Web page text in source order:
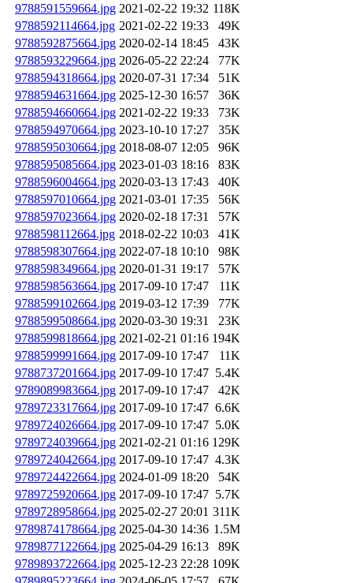
9788591559664.jpg 2021-02-22 19:32 118K
9788592114664.jpg 2021-02-22 19:33
49K
9788592875664.jpg 2020-02-14 18:45
43K
9788593229664.jpg 2026-05-22 22:24
77K
9788594318664.jpg 2020-07-31 17:34
51K
9788594631664.jpg 2025-12-30 16:57
36K
9788594660664.jpg 2021-02-22 19:33
73K
9788594970664.jpg 2023-10-10 17:27
35K
9788595030664.jpg 2018-08-07 12:05
96K
9788595085664.jpg 2023-01-03 18:16
83K
9788596004664.jpg 2020-03-13 17:43
40K
9788597010664.jpg 2021-03-01 17:35
56K
9788597023664.jpg 2020-02-18 17:31
57K
9788598112664.jpg 2018-02-22 10:03
41K
9788598307664.jpg 2022-07-18 10:10
98K
9788598349664.jpg 2020-01-31 19:17
57K
9788598563664.jpg 2017-09-10 17:47
11K
9788599102664.jpg 2019-03-12 17:39
77K
9788599508664.jpg 2020-03-30 19:31
23K
9788599818664.jpg 2021-02-21 01:16 194K
9788599991664.jpg 2017-09-10 17:47
11K
9788737201664.jpg 2017-09-10 17:47 5.4K
9789089983664.jpg 2017-09-10 17:47
42K
9789723317664.jpg 2017-09-10 17:47 6.6K
9789724026664.jpg 2017-09-10 17:47 5.0K
9789724039664.jpg 2021-02-21 01:16 129K
9789724042664.jpg 2017-09-10 17:47 4.3K
9789724422664.jpg 2024-01-09 18:20
54K
9789725920664.jpg 2017-09-10 17:47 5.7K
9789728958664.jpg 2025-02-27 20:01 311K
9789874178664.jpg 2025-04-30 14:36 1.5M
9789877122664.jpg 2025-04-29 16:13
89K
9789893722664.jpg 2025-12-23 22:28 109K